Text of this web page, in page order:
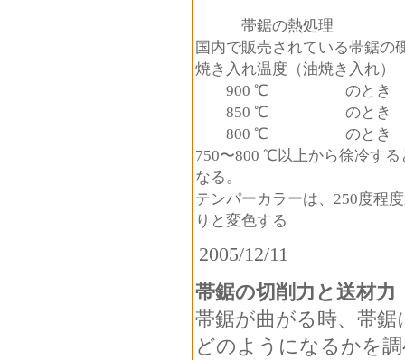
帯鋸の熱処理
国内で販売されている帯鋸の
焼き入れ温度（油焼き
900 ℃ の
850 ℃ の
800 ℃ の
750〜800 ℃以上から徐冷する
なる。
テンパーカラーは、250度程
りと変色する
2005/12/11
帯鋸の切削力と送材力
帯鋸が曲がる時、帯
どのようになるかを